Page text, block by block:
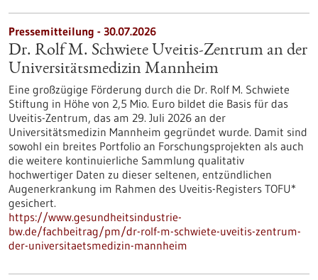
Pressemitteilung - 30.07.2026
Dr. Rolf M. Schwiete Uveitis-Zentrum an der
Universitätsmedizin Mannheim
Eine großzügige Förderung durch die Dr. Rolf M. Schwiete
Stiftung in Höhe von 2,5 Mio. Euro bildet die Basis für das
Uveitis-Zentrum, das am 29. Juli 2026 an der
Universitätsmedizin Mannheim gegründet wurde. Damit sind
sowohl ein breites Portfolio an Forschungsprojekten als auch
die weitere kontinuierliche Sammlung qualitativ
hochwertiger Daten zu dieser seltenen, entzündlichen
Augenerkrankung im Rahmen des Uveitis-Registers TOFU*
gesichert.
https://www.gesundheitsindustrie-
bw.de/fachbeitrag/pm/dr-rolf-m-schwiete-uveitis-zentrum-
der-universitaetsmedizin-mannheim